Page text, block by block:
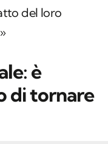
del loro
è
di tornare